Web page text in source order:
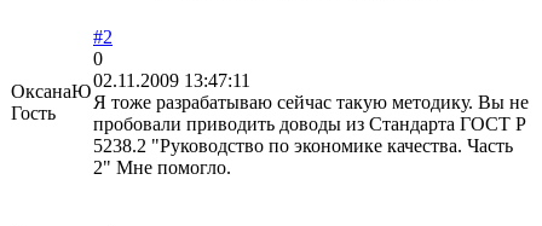
ОксанаЮ
Гость
#2
0
02.11.2009 13:47:11
Я тоже разрабатываю сейчас такую методику. Вы не
пробовали приводить доводы из Стандарта ГОСТ Р
5238.2 "Руководство по экономике качества. Часть
2" Мне помогло.